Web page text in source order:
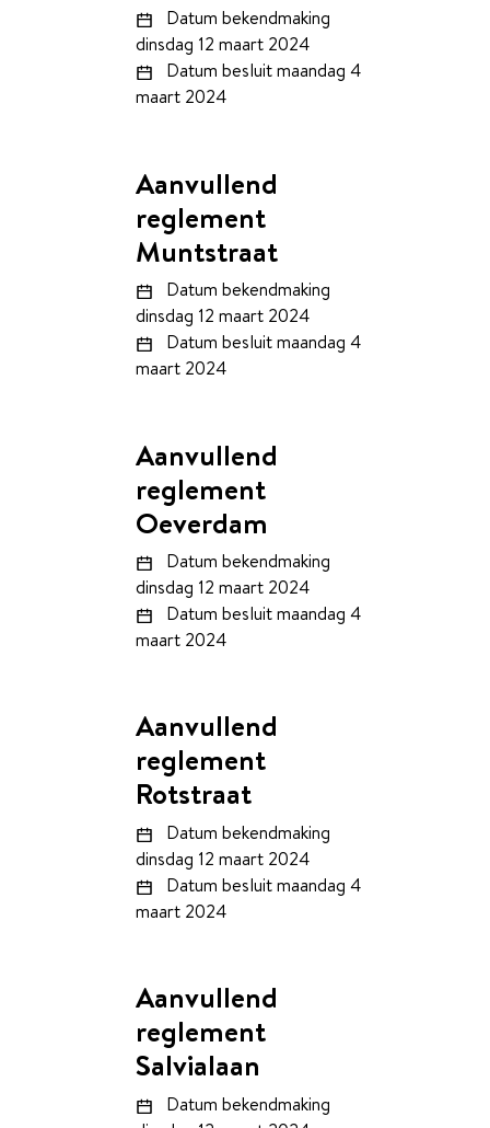
Datum bekendmaking
dinsdag 12 maart 2024
Datum besluitmaandag 4
maart 2024
Aanvullend
reglement
Muntstraat
Datum bekendmaking
dinsdag 12 maart 2024
Datum besluitmaandag 4
maart 2024
Aanvullend
reglement
Oeverdam
Datum bekendmaking
dinsdag 12 maart 2024
Datum besluitmaandag 4
maart 2024
Aanvullend
reglement
Rotstraat
Datum bekendmaking
dinsdag 12 maart 2024
Datum besluitmaandag 4
maart 2024
Aanvullend
reglement
Salvialaan
Datum bekendmaking